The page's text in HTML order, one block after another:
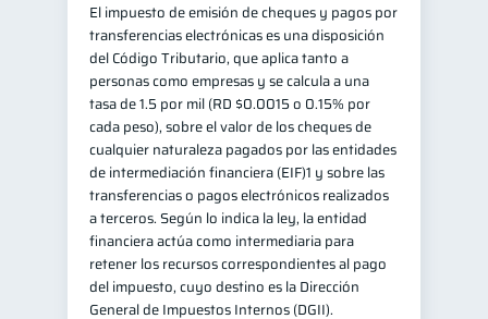
El impuesto de emisión de cheques y pagos por
transferencias electrónicas es una disposición
del Código Tributario, que aplica tanto a
personas como empresas y se calcula a una
tasa de 1.5 por mil (RD $0.0015 o 0.15% por
cada peso), sobre el valor de los cheques de
cualquier naturaleza pagados por las entidades
de intermediación financiera (EIF)1 y sobre las
transferencias o pagos electrónicos realizados
a terceros. Según lo indica la ley, la entidad
financiera actúa como intermediaria para
retener los recursos correspondientes al pago
del impuesto, cuyo destino es la Dirección
General de Impuestos Internos (DGII).